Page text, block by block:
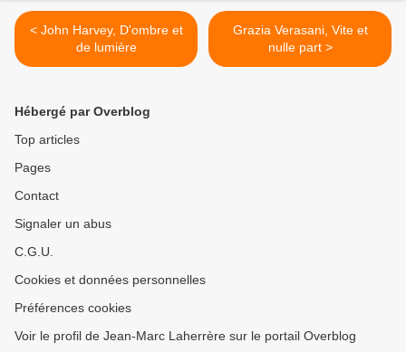
< John Harvey, D'ombre et
de lumière
Grazia Verasani, Vite et
nulle part >
Hébergé par Overblog
Top articles
Pages
Contact
Signaler un abus
C.G.U.
Cookies et données personnelles
Préférences cookies
Voir le profil de Jean-Marc Laherrère sur le portail Overblog